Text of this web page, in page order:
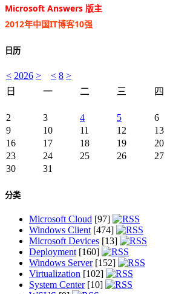
Microsoft Answers 版主
2012年中国IT博客10强
日历
< 2026 > < 8 >
日
一 二 三 四
2
3 4 5 6
9
10 11 12 13
16
17 18 19 20
23
24 25 26 27
30
31
分类
Microsoft Cloud [97]
Windows Client[474]
Microsoft Devices [13]
Deployment[160]
Windows Server[152]
Virtualization [102]
System Center[10]